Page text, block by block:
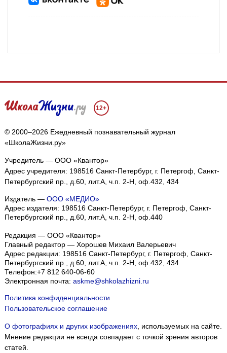
12+
© 2000–2026 Ежедневный познавательный журнал
«ШколаЖизни.ру»
Учредитель — ООО «Квантор»
Адрес учредителя: 198516 Санкт-Петербург, г. Петергоф, Санкт-
Петербургский пр., д.60, лит.А, ч.п. 2-Н, оф.432, 434
Издатель — ООО «МЕДИО»
Адрес издателя: 198516 Санкт-Петербург, г. Петергоф, Санкт-
Петербургский пр., д.60, лит.А, ч.п. 2-Н, оф.440
Редакция — ООО «Квантор»
Главный редактор — Хорошев Михаил Валерьевич
Адрес редакции: 198516 Санкт-Петербург, г. Петергоф Санкт-
Петербургский пр., д.60, лит.А, ч.п. 2-Н, оф.432, 434
Телефон:+7 812 640-06-60
Электронная почта: askme@shkolazhizni.ru
Политика конфиденциальности
Пользовательское соглашение
О фотографиях и других изображениях, используемых на сайте.
Мнение редакции не всегда совпадает с точкой зрения авторов
статей.